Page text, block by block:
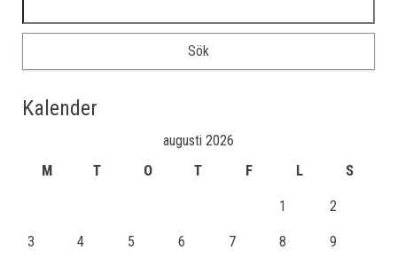
Kalender
augusti 2026
M
T O T F L S
1 2
3 4 5 6 7 8 9